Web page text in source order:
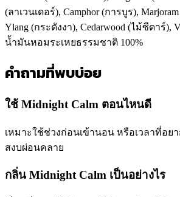
(ลาเวนเดอร์), Camphor (การบูร),
Ylang (กระดังงา), Cedarwood (ไม้ซีดาร์
น้ำมันหอมระเหยธรรมชาติ 100%
คำถามที่พบบ่อย
ใช้ Midnight Calm ตอนไหนดี
เหมาะใช้ช่วงก่อนเข้านอน หรือเวลาที่อย
สงบผ่อนคลาย
กลิ่น Midnight Calm เป็นอย่างไร